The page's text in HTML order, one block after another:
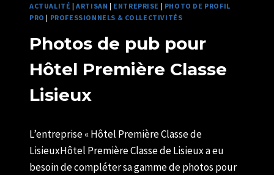
ACTUALITÉ |ARTISAN | ENTREPRISE | PHOTO DE PROFIL
PRO | PROFESSIONNELS & COLLECTIVITÉS
Photos de pub pour
Hôtel Première Classe
Lisieux
U82599339
L’entreprise « Hôtel Première Classe de
LisieuxHôtel Première Classe de Lisieux a eu
besoin de compléter sa gamme de photos pour